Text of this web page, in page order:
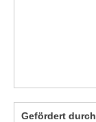
Gefördert durch